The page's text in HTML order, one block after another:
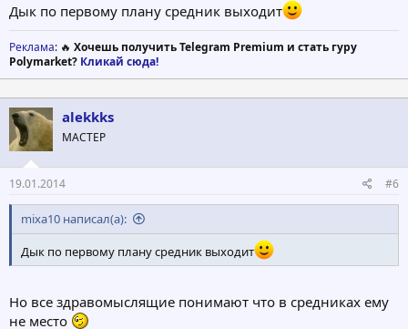
Дык по первому плану средник выходит
Реклама: 🔥 Хочешь получить Telegram Premium и стать гуру
Polymarket? Кликай сюда!
alekkks
МАСТЕР
19.01.2014 #6
mixa10 написал(а):
Дык по первому плану средник выходит
Но все здравомыслящие понимают что в средниках ему
не место